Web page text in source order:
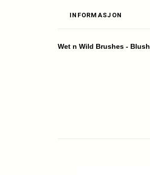
INFORMASJON
Wet n Wild Brushes - Blush